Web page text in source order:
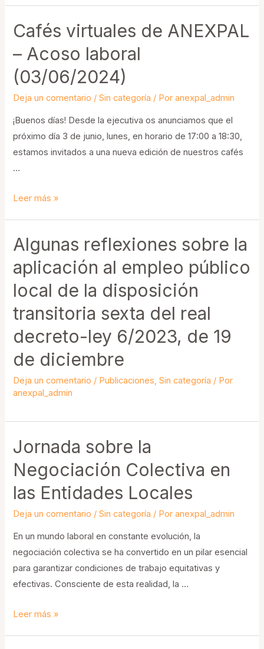
publicado
programa
del
III
ANEXPAL
Cafés virtuales de ANEXPAL
– Acoso laboral
(03/06/2024)
Deja un comentario /Sin categoría / Poranexpal_admin
¡Buenos días! Desde la ejecutiva os anunciamos que el
próximo día 3 de junio, lunes, en horario de 17:00 a 18:30,
estamos invitados a una nueva edición de nuestros cafés
…
Cafés
ANEXPAL
–
Acoso
laboral
(03/06/2024)
Leer más »
Algunas reflexiones sobre la
aplicación al empleo público
local de la disposición
transitoria sexta del real
decreto-ley 6/2023, de 19
de diciembre
Deja un comentario / Publicaciones,Sin categoría / Por
anexpal_admin
Jornada sobre la
Negociación Colectiva en
las Entidades Locales
Deja un comentario /Sin categoría / Poranexpal_admin
En un mundo laboral en constante evolución, la
negociación colectiva se ha convertido en un pilar esencial
para garantizar condiciones de trabajo equitativas y
efectivas. Consciente de esta realidad, la …
Jornada
Leer más »